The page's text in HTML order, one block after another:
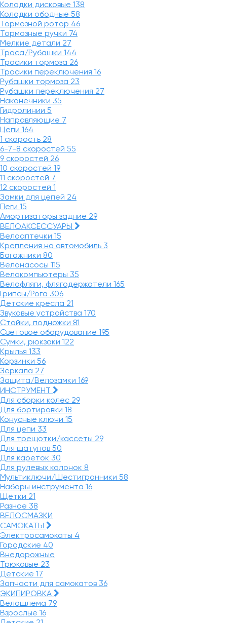
Колодки дисковые 138
Колодки ободные 58
Тормозной ротор 46
Тормозные ручки 74
Мелкие детали 27
Троса/Рубашки 144
Тросики тормоза 26
Тросики переключения 16
Рубашки тормоза 23
Рубашки переключения 27
Наконечники 35
Гидролинии 5
Направляющие 7
Цепи 164
1 скорость 28
6-7-8 скоростей 55
9 скоростей 26
10 скоростей 19
11 скоростей 7
12 скоростей 1
Замки для цепей 24
Пеги 15
Амортизаторы задние 29
ВЕЛОАКСЕССУАРЫ
Велоаптечки 15
Крепления на автомобиль 3
Багажники 80
Велонасосы 115
Велокомпьютеры 35
Велофляги, флягодержатели 165
Грипсы/Рога 306
Детские кресла 21
Звуковые устройства 170
Стойки, подножки 81
Световое оборудование 195
Сумки, рюкзаки 122
Крылья 133
Корзинки 56
Зеркала 27
Защита/Велозамки 169
ИНСТРУМЕНТ
Для сборки колес 29
Для бортировки 18
Конусные ключи 15
Для цепи 33
Для трещотки/кассеты 29
Для шатунов 50
Для кареток 30
Для рулевых колонок 8
Мультиключи/Шестигранники 58
Наборы инструмента 16
Щётки 21
Разное 38
ВЕЛОСМАЗКИ
САМОКАТЫ
Электросамокаты 4
Городские 40
Внедорожные
Трюковые 23
Детские 17
Запчасти для самокатов 36
ЭКИПИРОВКА
Велошлема 79
Взрослые 16